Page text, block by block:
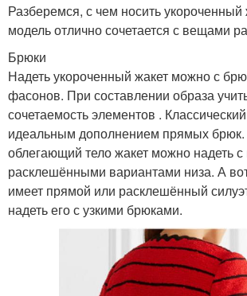
Разберемся, с чем носить укороченный
модель отлично сочетается с вещами
Брюки
Надеть укороченный жакет можно с
фасонов. При составлении образа
сочетаемость элементов .
идеальным дополнением прямых брюк.
облегающий тело жакет можно надеть
расклешёнными вариантами низа. А
имеет прямой или расклешённый
надеть его с узкими брюками.